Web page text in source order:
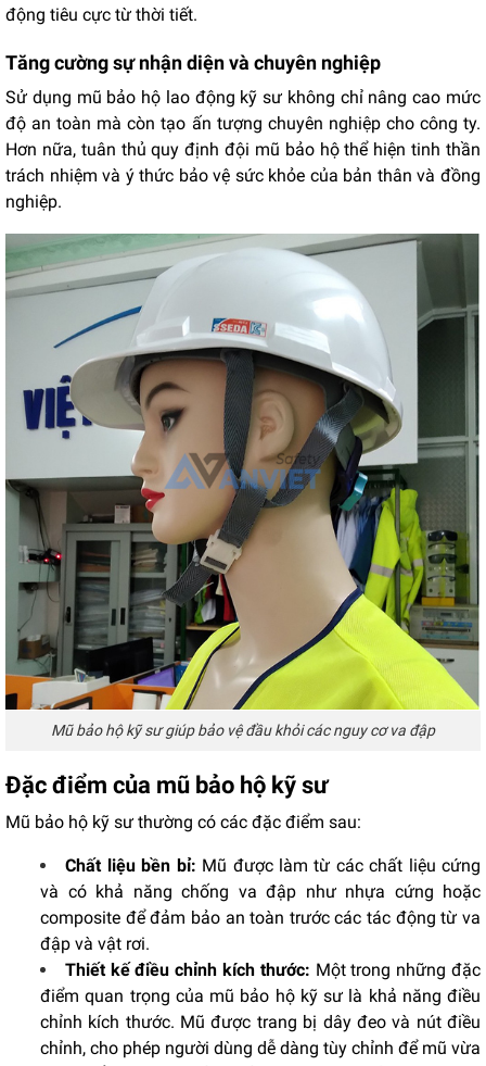
động tiêu cực từ thời tiết.
Tăng cường sự nhận diện và chuyên nghiệp
Sử dụng mũ bảo hộ lao động kỹ sư không chỉ nâng cao mức
độ an toàn mà còn tạo ấn tượng chuyên nghiệp cho công ty.
Hơn nữa, tuân thủ quy định đội mũ bảo hộ thể hiện tinh thần
trách nhiệm và ý thức bảo vệ sức khỏe của bản thân và đồng
nghiệp.
Mũ bảo hộ kỹ sư giúp bảo vệ đầu khỏi các nguy cơ va đập
Đặc điểm của mũ bảo hộ kỹ sư
Mũ bảo hộ kỹ sư thường có các đặc điểm sau:
Chất liệu bền bỉ: Mũ được làm từ các chất liệu cứng
và có khả năng chống va đập như nhựa cứng hoặc
composite để đảm bảo an toàn trước các tác động từ va
đập và vật rơi.
Thiết kế điều chỉnh kích thước: Một trong những đặc
điểm quan trọng của mũ bảo hộ kỹ sư là khả năng điều
chỉnh kích thước. Mũ được trang bị dây đeo và nút điều
chỉnh, cho phép người dùng dễ dàng tùy chỉnh để mũ vừa